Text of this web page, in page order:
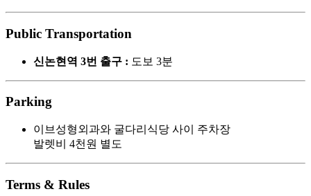
Public Transportation
신논현역 3번 출구 : 도보 3분
Parking
이브성형외과와 굴다리식당 사이 주차장
발렛비 4천원 별도
Terms & Rules